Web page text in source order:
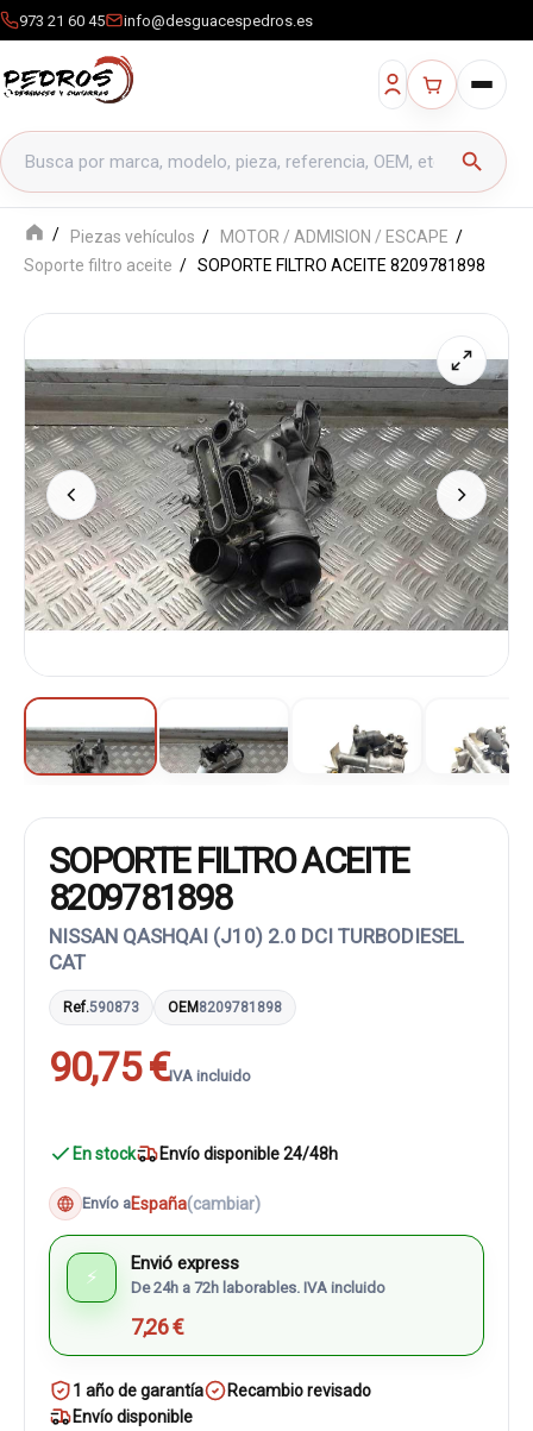
973 21 60 45 info@desguacespedros.es
Buscar productos
search
Piezas vehículos
MOTOR / ADMISION / ESCAPE
Soporte filtro aceite
SOPORTE FILTRO ACEITE 8209781898
SOPORTE FILTRO ACEITE
8209781898
NISSAN QASHQAI (J10) 2.0 DCI TURBODIESEL
CAT
Ref.590873 OEM8209781898
90,75 €IVA incluido
En stock Envío disponible 24/48h
Envío aEspaña(cambiar)
⚡
Envió express
De 24h a 72h laborables. IVA incluido
7,26 €
1 año de garantía
Recambio revisado
Envío disponible